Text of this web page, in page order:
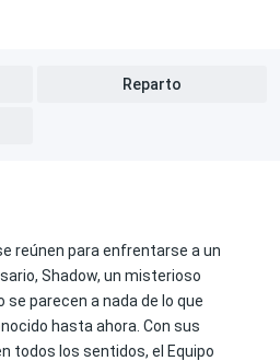
Reparto
reúnen para enfrentarse a un
Shadow, un misterioso
se parecen a nada de lo que
hasta ahora. Con sus
todos los sentidos, el Equipo